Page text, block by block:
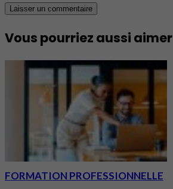
Vous pourriez aussi aimer
FORMATION PROFESSIONNELLE